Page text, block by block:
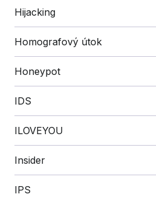
Hijacking
Homografový útok
Honeypot
IDS
ILOVEYOU
Insider
IPS